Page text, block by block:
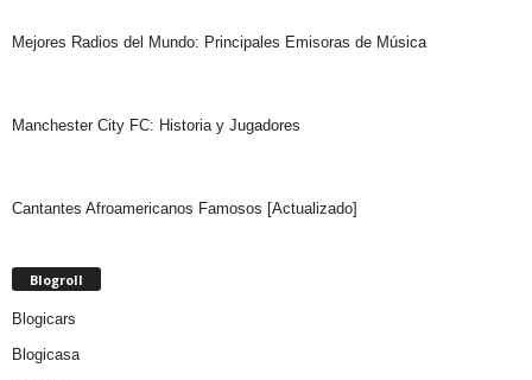
Mejores Radios del Mundo: Principales Emisoras de Música
Manchester City FC: Historia y Jugadores
Cantantes Afroamericanos Famosos [Actualizado]
Blogroll
Blogicars
Blogicasa